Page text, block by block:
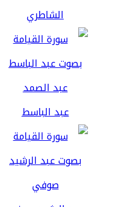
الشاطري
عبد الباسط